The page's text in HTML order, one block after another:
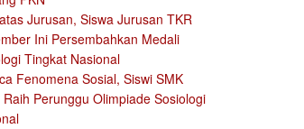
Jurusan, Siswa Jurusan TKR
Ini Persembahkan Medali
Tingkat Nasional
Fenomena Sosial, Siswi SMK
Perunggu Olimpiade Sosiologi